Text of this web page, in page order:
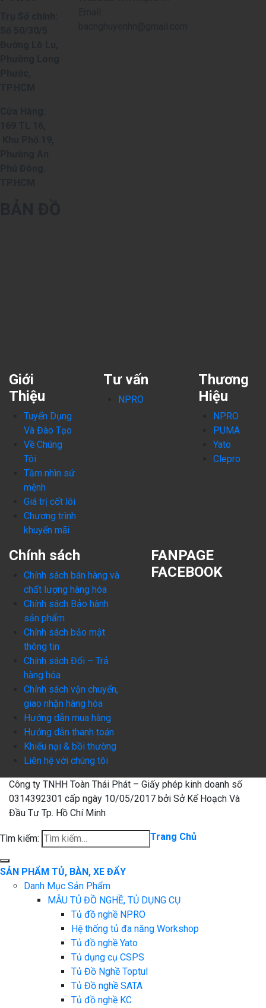
Giới
Thiệu
Tuyển Dụng
Và Đào Tạo
Về Chúng
Tôi
Tầm nhìn sứ
mệnh
Giá trị cốt lõi
Chương trình
khuyến mãi
Tư vấn
NPRO
Thương
Hiệu
NPRO
PUMA
Yato
Clepro
Chính sách
Chính sách bán hàng và
chất lượng hàng hóa
Chính sách Bảo hành
sản phẩm
Chính sách bảo mật
thông tin
Chính sách Đổi – Trả
hàng hóa
Chính sách vận chuyển,
giao nhận hàng hóa
Hướng dẫn mua hàng
Hướng dẫn thanh toán
Khiếu nại & bồi thường
Liên hệ với chúng tôi
FANPAGE
FACEBOOK
Công ty TNHH Toàn Thái Phát – Giấy phép kinh doanh số
0314392301 cấp ngày 10/05/2017 bởi Sở Kế Hoạch Và
Đầu Tư Tp. Hồ Chí Minh
Tìm kiếm: Trang Chủ
SẢN PHẨM TỦ, BÀN, XE ĐẨY
Danh Mục Sản Phẩm
MẪU TỦ ĐỒ NGHỀ, TỦ DỤNG CỤ
Tủ đồ nghề NPRO
Hệ thống tủ đa năng Workshop
Tủ đồ nghề Yato
Tủ dụng cụ CSPS
Tủ Đồ Nghề Toptul
Tủ Đồ nghề SATA
Tủ đồ nghề KC